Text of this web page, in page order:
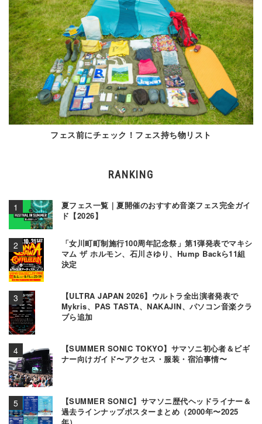
フェス前にチェック！フェス持ち物リスト
RANKING
夏フェス一覧｜夏開催のおすすめ音楽フェス完全ガイ
ド【2026】
「女川町町制施行100周年記念祭」第1弾発表でマキシ
マム ザ ホルモン、石川さゆり、Hump Backら11組
決定
【ULTRA JAPAN 2026】ウルトラ全出演者発表で
Mykris、PAS TASTA、NAKAJIN、パソコン音楽クラ
ブら追加
【SUMMER SONIC TOKYO】サマソニ初心者＆ビギ
ナー向けガイド〜アクセス・服装・宿泊事情〜
【SUMMER SONIC】サマソニ歴代ヘッドライナー＆
過去ラインナップポスターまとめ（2000年〜2025